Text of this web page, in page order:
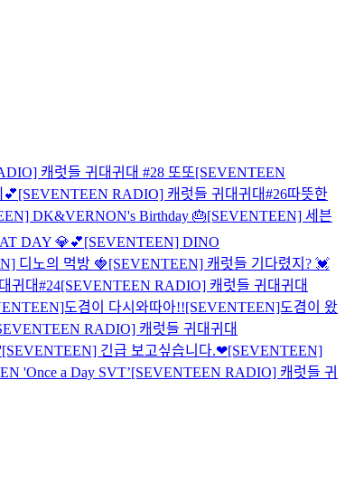
캐럿들 귀대귀대 #28 또또[SEVENTEEN
💕[SEVENTEEN RADIO] 캐럿들 귀대귀대#26따뜻한
DK&VERNON's Birthday 🎂[SEVENTEEN] 세븐
DAY 💎💕[SEVENTEEN] DINO
디노의 먹방 🍓[SEVENTEEN] 캐럿들 기다렸지? 💓
귀대#24[SEVENTEEN RADIO] 캐럿들 귀대귀대
도겸이 다시와따아!![SEVENTEEN]도겸이 왔
RADIO] 캐럿들 귀대귀대
[SEVENTEEN] 긴급 보고싶습니다.❤[SEVENTEEN]
'Once a Day SVT’[SEVENTEEN RADIO] 캐럿들 귀